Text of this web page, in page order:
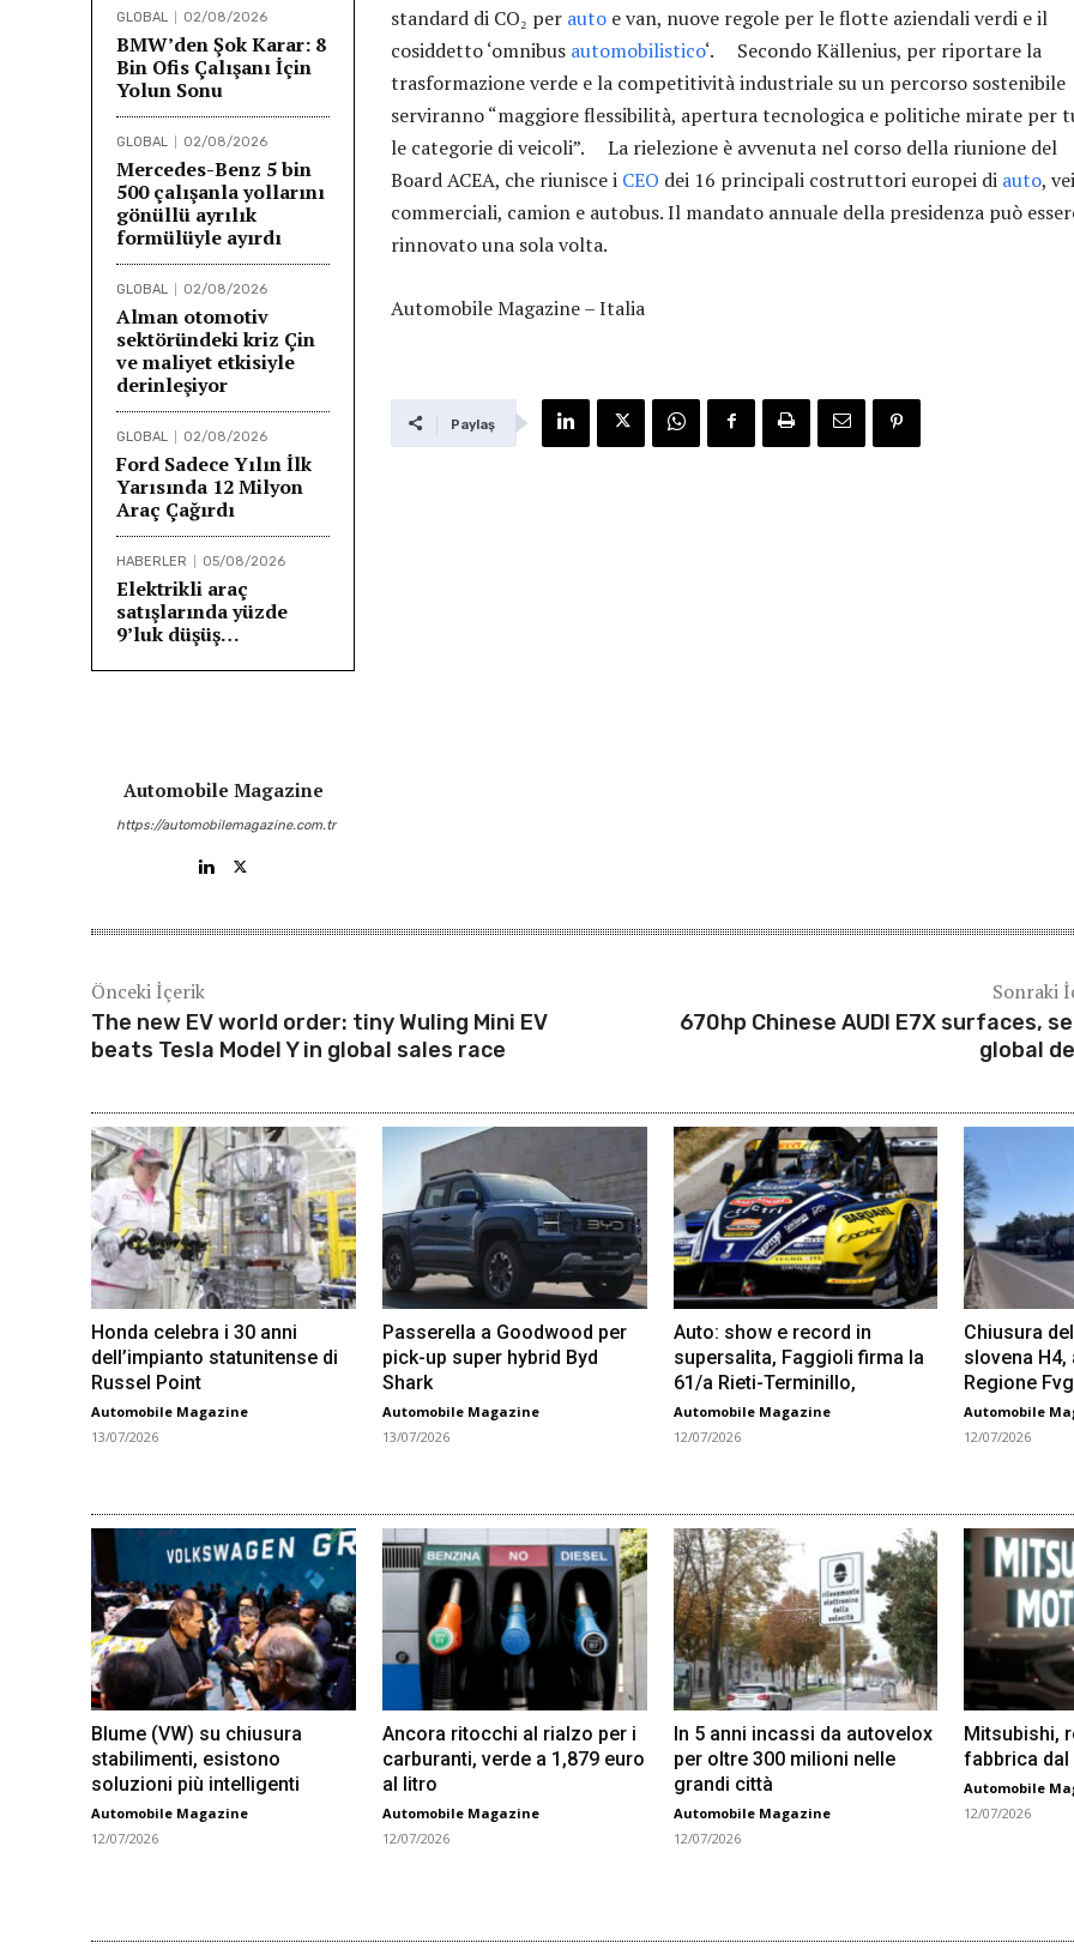
GLOBAL 02/08/2026
BMW’den Şok Karar: 8
Bin Ofis Çalışanı İçin
Yolun Sonu
GLOBAL 02/08/2026
Mercedes-Benz 5 bin
500 çalışanla yollarını
gönüllü ayrılık
formülüyle ayırdı
GLOBAL 02/08/2026
Alman otomotiv
sektöründeki kriz Çin
ve maliyet etkisiyle
derinleşiyor
GLOBAL 02/08/2026
Ford Sadece Yılın İlk
Yarısında 12 Milyon
Araç Çağırdı
HABERLER 05/08/2026
Elektrikli araç
satışlarında yüzde
9’luk düşüş…
Automobile Magazine
https://automobilemagazine.com.tr
standard di CO₂ per auto e van, nuove regole per le flotte aziendali verdi e il
cosiddetto ‘omnibus automobilistico‘. Secondo Källenius, per riportare la
trasformazione verde e la competitività industriale su un percorso sostenibile
serviranno “maggiore flessibilità, apertura tecnologica e politiche mirate per
le categorie di veicoli”. La rielezione è avvenuta nel corso della riunione del
Board ACEA, che riunisce i CEO dei 16 principali costruttori europei di auto,
commerciali, camion e autobus. Il mandato annuale della presidenza può
rinnovato una sola volta.
Automobile Magazine – Italia
Paylaş
Önceki İçerik
The new EV world order: tiny Wuling Mini EV
beats Tesla Model Y in global sales race
Sonraki
670hp Chinese AUDI E7X surfaces,
global
Honda celebra i 30 anni
dell’impianto statunitense di
Russel Point
Automobile Magazine
13/07/2026
Passerella a Goodwood per
pick-up super hybrid Byd
Shark
Automobile Magazine
13/07/2026
Auto: show e record in
supersalita, Faggioli firma la
61/a Rieti-Terminillo,
Automobile Magazine
12/07/2026
Chiusura
slovena
Regione
Automobile
12/07/2026
Blume (VW) su chiusura
stabilimenti, esistono
soluzioni più intelligenti
Automobile Magazine
12/07/2026
Ancora ritocchi al rialzo per i
carburanti, verde a 1,879 euro
al litro
Automobile Magazine
12/07/2026
In 5 anni incassi da autovelox
per oltre 300 milioni nelle
grandi città
Automobile Magazine
12/07/2026
Mitsubishi,
fabbrica dal
Automobile
12/07/2026